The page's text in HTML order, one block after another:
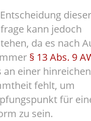
dieser
kann jedoch
da es nach
§ 13 Abs. 9
an einer
fehlt, um
für
zu sein.